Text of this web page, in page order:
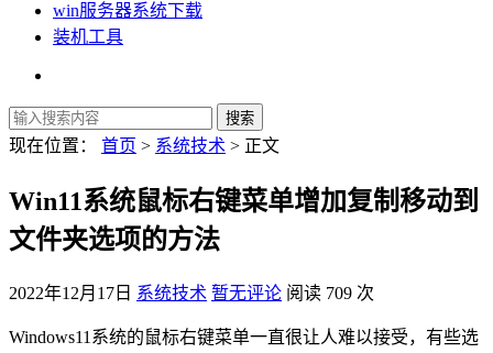
win服务器系统下载
装机工具
现在位置： 首页 > 系统技术 > 正文
Win11系统鼠标右键菜单增加复制移动到
文件夹选项的方法
2022年12月17日 系统技术 暂无评论 阅读 709 次
Windows11系统的鼠标右键菜单一直很让人难以接受，有些选